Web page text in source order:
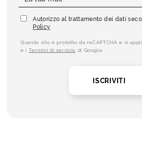
Autorizzo al trattamento dei dati
Policy
Questo sito è protetto da reCAPTCHA e si
e i Termini di servizio di Google.
ISCRIVITI